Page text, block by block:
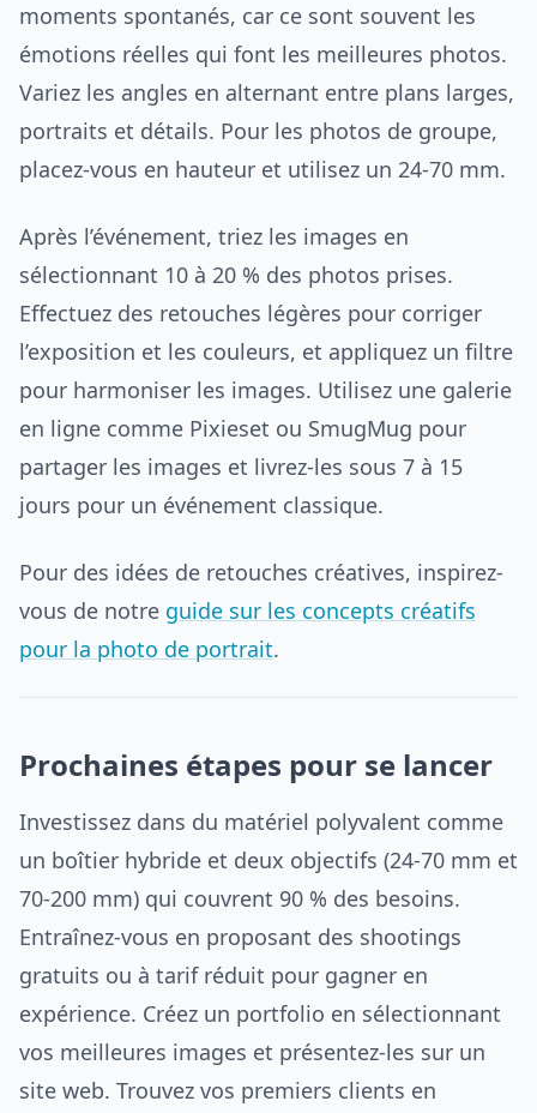
moments spontanés, car ce sont souvent les
émotions réelles qui font les meilleures photos.
Variez les angles en alternant entre plans larges,
portraits et détails. Pour les photos de groupe,
placez-vous en hauteur et utilisez un 24-70 mm.
Après l’événement, triez les images en
sélectionnant 10 à 20 % des photos prises.
Effectuez des retouches légères pour corriger
l’exposition et les couleurs, et appliquez un filtre
pour harmoniser les images. Utilisez une galerie
en ligne comme Pixieset ou SmugMug pour
partager les images et livrez-les sous 7 à 15
jours pour un événement classique.
Pour des idées de retouches créatives, inspirez-
vous de notre guide sur les concepts créatifs
pour la photo de portrait.
Prochaines étapes pour se lancer
Investissez dans du matériel polyvalent comme
un boîtier hybride et deux objectifs (24-70 mm et
70-200 mm) qui couvrent 90 % des besoins.
Entraînez-vous en proposant des shootings
gratuits ou à tarif réduit pour gagner en
expérience. Créez un portfolio en sélectionnant
vos meilleures images et présentez-les sur un
site web. Trouvez vos premiers clients en